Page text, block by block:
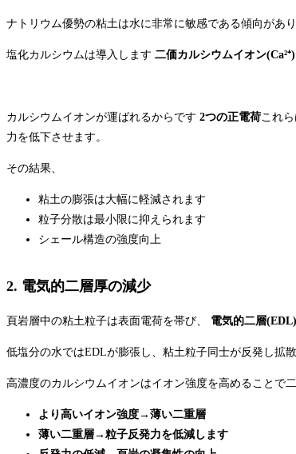
ナトリウム優勢の粘土は水に非常に敏感である傾向があ
塩化カルシウムは導入します 二価カルシウムイオン(Ca²⁺)
カルシウムイオンが運ばれるからです 2つの正電荷これ
力を低下させます。
その結果、
粘土の膨張は大幅に軽減されます
粒子分散は最小限に抑えられます
シェール構造の強度向上
2. 電気的二層厚の減少
頁岩層中の粘土粒子は表面電荷を帯び、 電気的二層(EDL)
低塩分の水ではEDLが膨張し、粘土粒子同士が反発し拡
高濃度のカルシウムイオンはイオン強度を高めることで
より高いイオン強度→薄い二重層
薄い二重層→粒子反発力を低減します